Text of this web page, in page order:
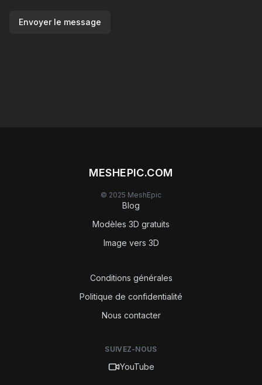
Envoyer le message
MESHEPIC.COM
© 2025 MeshEpic
Blog
Modèles 3D gratuits
Image vers 3D
Conditions générales
Politique de confidentialité
Nous contacter
SUIVEZ-NOUS
YouTube